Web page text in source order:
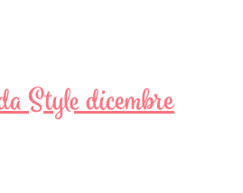
Style dicembre